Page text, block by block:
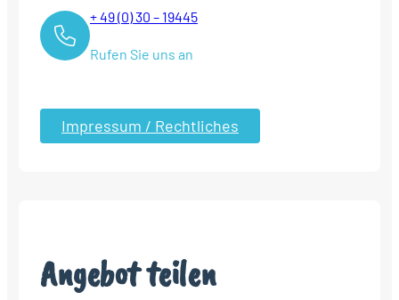
+ 49 (0) 30 – 19445
Rufen Sie uns an
Impressum / Rechtliches
Angebot teilen